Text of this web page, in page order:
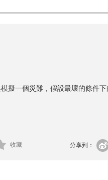
擬一個災難，假設最壞的條件
分享到：
收藏